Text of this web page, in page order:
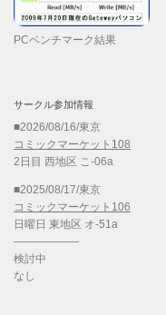
PCベンチマーク結果
サークル参加情報
■2026/08/16/東京
コミックマーケット108
2日目 西地区 こ-06a
■2025/08/17/東京
コミックマーケット106
日曜日 東地区 オ-51a
——————
検討中
なし